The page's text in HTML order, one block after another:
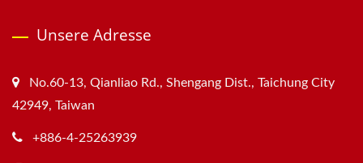
Unsere Adresse
No.60-13, Qianliao Rd., Shengang Dist., Taichung City
42949, Taiwan
+886-4-25263939